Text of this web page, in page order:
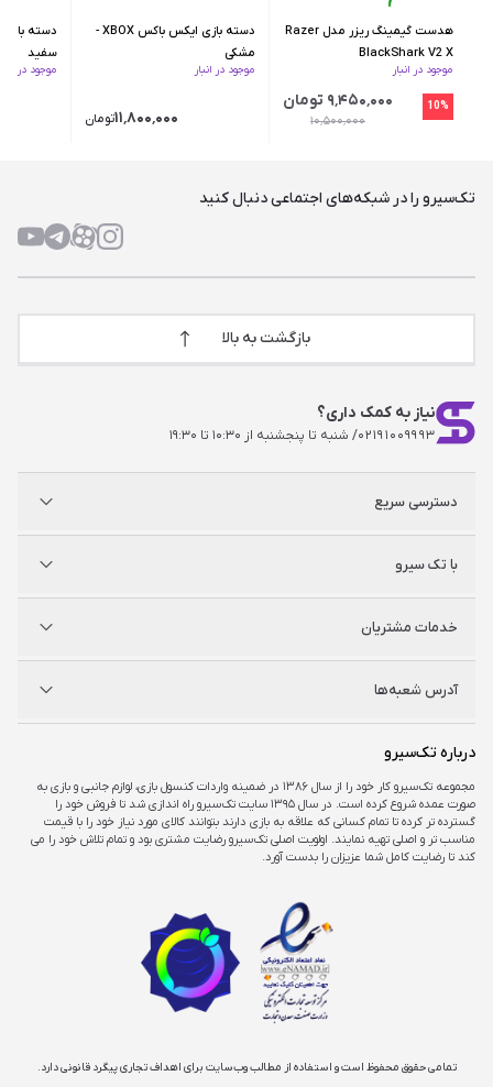
هدست گیمینگ ریزر مدل Razer
BlackShark V2 X
موجود در انبار
10% ۹٬۴۵۰٬۰۰۰ تومان
۱۰٬۵۰۰٬۰۰۰
دسته بازی ایکس‌ باکس XBOX -
مشکی
موجود در انبار
۱۱٬۸۰۰٬۰۰۰تومان
سفید
موجود در
تک‌سیرو را در شبکه‌های اجتماعی دنبال کنید
نیاز به کمک داری؟
۰۲۱۹۱۰۰۹۹۹۳/ شنبه تا پنجشنبه از ۱۰:۳۰ تا ۱۹:۳۰
بازگشت به بالا
دسترسی سریع
ایکس‌باکس
شگفت سیرو
با تک سیرو
راه‌های ارتباطی
مجله خبری
خدمات مشتریان
راهنمای اکانت‌ها
شرایط و قوانین
آدرس شعبه‌ها
شعبه مرکزی
شعبه چارسو
تهران، خیابان جمهوری، تقاطع حافظ، پاساژ چارسو، طبقه منفی یک، پلاک A۴۸
شعبه اپال
درباره تک‌سیرو
مجموعه تک‌سیرو کار خود را از سال ۱۳۸۶ در ضمینه واردات کنسول بازی، لوازم جانبی و بازی به
صورت عمده شروع کرده است. در سال ۱۳۹۵ سایت تک‌سیرو راه اندازی شد تا فروش خود را
گسترده تر کرده تا تمام کسانی که علاقه به بازی دارند بتوانند کالای مورد نیاز خود را با قیمت
مناسب تر و اصلی تهیه نمایند. اولویت اصلی تک‌سیرو رضایت مشتری بود و تمام تلاش خود را می
کند تا رضایت کامل شما عزیزان را بدست آورد.
تمامی حقوق محفوظ است و استفاده از مطالب وب‌سایت برای اهداف تجاری پیگرد قانونی دارد.